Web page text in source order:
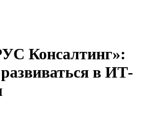
Консалтинг»:
в ИТ-